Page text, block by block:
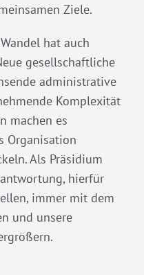
Ziele.
hat auch
gesellschaftliche
administrative
Komplexität
machen es
Organisation
Als Präsidium
hierfür
immer mit dem
und unsere